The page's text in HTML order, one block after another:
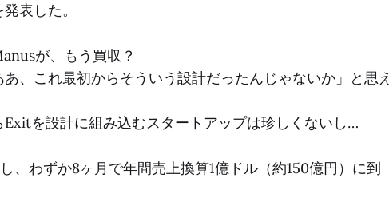
表した。
が、もう買収？
、これ最初からそういう設計だったんじゃないか」と思え
を設計に組み込むスタートアップは珍しくないし…
、わずか8ヶ月で年間売上換算1億ドル（約150億円）に到